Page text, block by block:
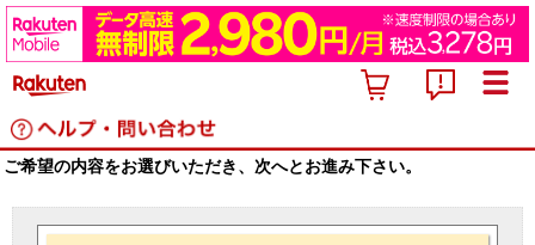
ご希望の内容をお選びいただき、次へとお進み下さい。